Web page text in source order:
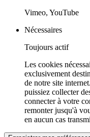
Vimeo, YouTube
Nécessaires
Toujours actif
Les cookies
exclusivement
de notre site
puissiez collecter
connecter à votre
remonter jusqu'à
en aucun cas